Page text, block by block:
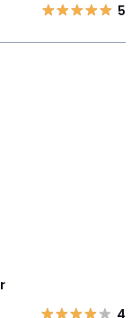
5
4